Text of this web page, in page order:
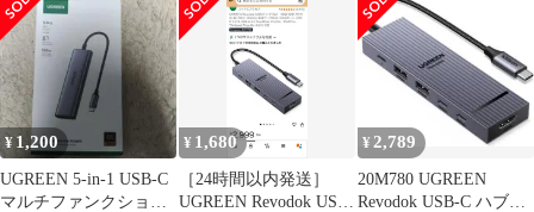
¥ 1,200
UGREEN 5-in-1 USB-C
マルチファンクション
¥ 1,680
［24時間以内発送］
UGREEN Revodok USB-
¥ 2,789
20M780 UGREEN
Revodok USB-C ハブ